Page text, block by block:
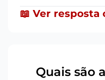
📖 Ver resposta
Quais são